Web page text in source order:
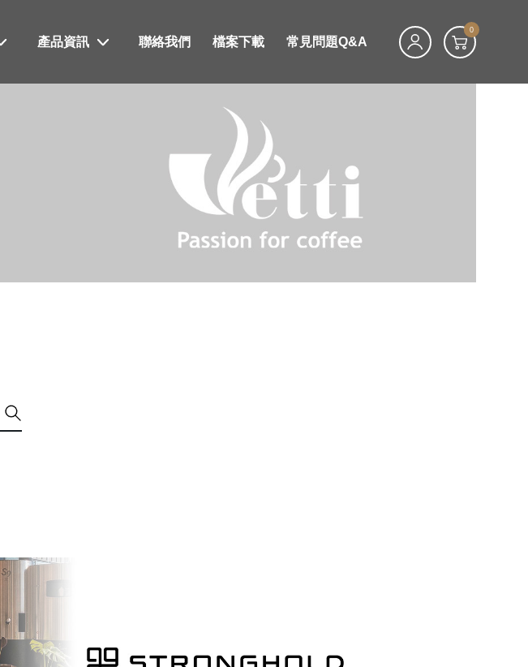
0
產品資訊 聯絡我們 檔案下載 常見問題Q&A